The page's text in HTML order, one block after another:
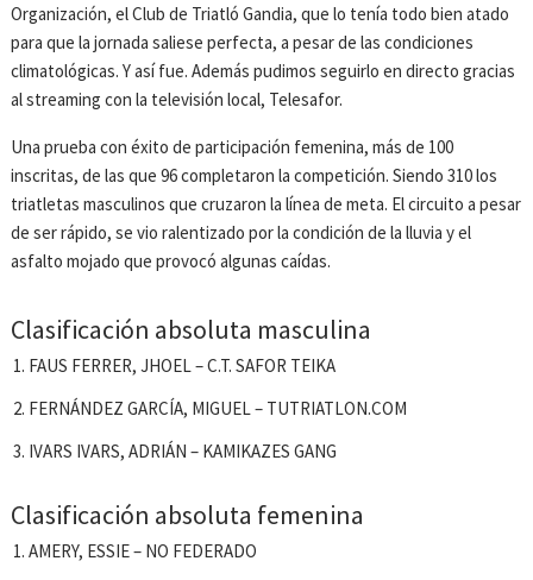
Organización, el Club de Triatló Gandia, que lo tenía todo bien atado
para que la jornada saliese perfecta, a pesar de las condiciones
climatológicas. Y así fue. Además pudimos seguirlo en directo gracias
al streaming con la televisión local, Telesafor.
Una prueba con éxito de participación femenina, más de 100
inscritas, de las que 96 completaron la competición. Siendo 310 los
triatletas masculinos que cruzaron la línea de meta. El circuito a pesar
de ser rápido, se vio ralentizado por la condición de la lluvia y el
asfalto mojado que provocó algunas caídas.
Clasificación absoluta masculina
FAUS FERRER, JHOEL – C.T. SAFOR TEIKA
FERNÁNDEZ GARCÍA, MIGUEL – TUTRIATLON.COM
IVARS IVARS, ADRIÁN – KAMIKAZES GANG
Clasificación absoluta femenina
AMERY, ESSIE – NO FEDERADO